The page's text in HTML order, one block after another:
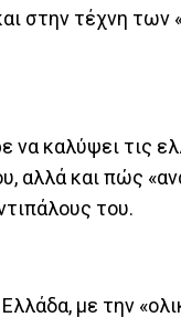
στην τέχνη των
καλύψει τις
αλλά και πώς
του.
με την